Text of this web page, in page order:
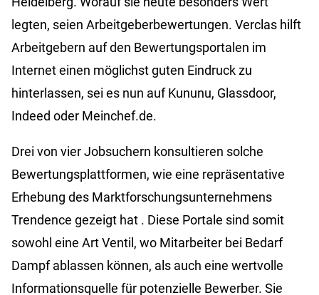
legten, seien Arbeitgeberbewertungen. Verclas hilft
Arbeitgebern auf den Bewertungsportalen im
Internet einen möglichst guten Eindruck zu
hinterlassen, sei es nun auf Kununu, Glassdoor,
Indeed oder Meinchef.de.
Drei von vier Jobsuchern konsultieren solche
Bewertungsplattformen, wie eine repräsentative
Erhebung des Marktforschungsunternehmens
Trendence gezeigt hat . Diese Portale sind somit
sowohl eine Art Ventil, wo Mitarbeiter bei Bedarf
Dampf ablassen können, als auch eine wertvolle
Informationsquelle für potenzielle Bewerber. Sie